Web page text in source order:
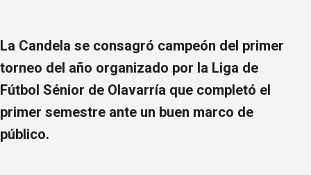
La Candela se consagró campeón del primer
torneo del año organizado por la Liga de
Fútbol Sénior de Olavarría que completó el
primer semestre ante un buen marco de
público.